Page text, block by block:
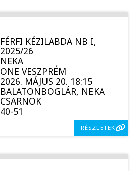
FÉRFI KÉZILABDA NB I,
2025/26
NEKA
ONE VESZPRÉM
2026. MÁJUS 20. 18:15
BALATONBOGLÁR, NEKA
CSARNOK
40-51
RÉSZLETEK